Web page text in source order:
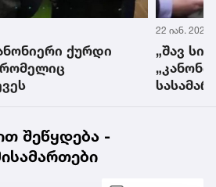
ქურდი
რომელიც
22 იან. 2022
„შავ
შეწყდება -